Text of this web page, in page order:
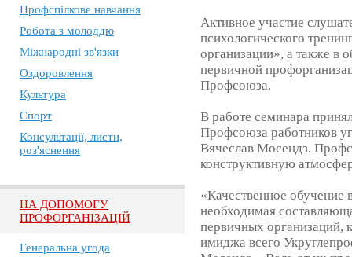
Профспілкове навчання
Робота з молоддю
Міжнародні зв'язки
Оздоровлення
Культура
Спорт
Консультації, листи,
роз'яснення
НА ДОПОМОГУ
ПРОФОРГАНІЗАЦІЙ
Генеральна угода
Активное участие
психологического
организации», а также в
первичной
Профсоюза.
В работе семинара
Профсоюза работников
Вячеслав Мосендз.
конструктивную
«Качественное
необходимая
первичных организаций,
имиджа всего